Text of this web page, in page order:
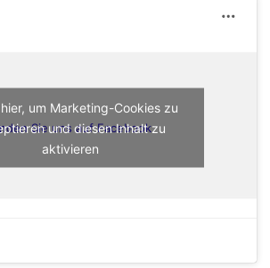
Sie uns auf Facebook
um Marketing-Cookies zu
und diesen Inhalt zu
aktivieren